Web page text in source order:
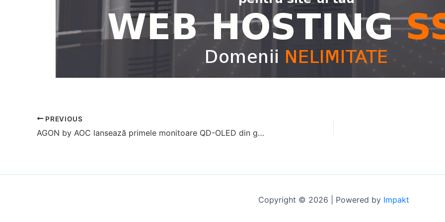
PREVIOUS
AGON by AOC lansează primele monitoare QD-OLED din gama AOC GAMING: performanță de ultimă generație la
Copyright © 2026 | Powered by Impakt